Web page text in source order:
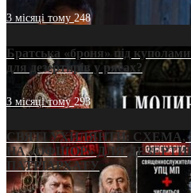
3 місяці тому248
Братська «броня» під
для дезертирів у рясах?
3 місяці тому293
СВЯТІ УХИЛЯНТИ: СХЕМА,
НА «ОФШОР» ДЛЯ
ПАТРІАРХАТУ